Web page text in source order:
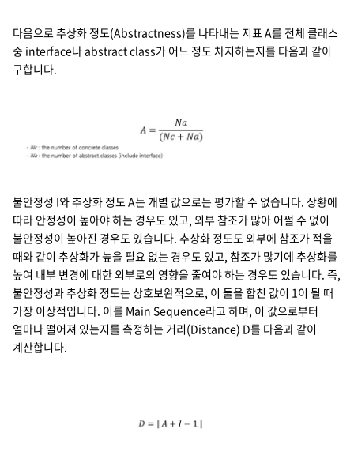
다음으로 추상화 정도(Abstractness)를 나타내는 지표 A를 전체 클래스
중 interface나 abstract class가 어느 정도 차지하는지를 다음과 같이
구합니다.
불안정성 I와 추상화 정도 A는 개별 값으로는 평가할 수 없습니다. 상황에
따라 안정성이 높아야 하는 경우도 있고, 외부 참조가 많아 어쩔 수 없이
불안정성이 높아진 경우도 있습니다. 추상화 정도도 외부에 참조가 적을
때와 같이 추상화가 높을 필요 없는 경우도 있고, 참조가 많기에 추상화를
높여 내부 변경에 대한 외부로의 영향을 줄여야 하는 경우도 있습니다. 즉,
불안정성과 추상화 정도는 상호보완적으로, 이 둘을 합친 값이 1이 될 때
가장 이상적입니다. 이를 Main Sequence라고 하며, 이 값으로부터
얼마나 떨어져 있는지를 측정하는 거리(Distance) D를 다음과 같이
계산합니다.